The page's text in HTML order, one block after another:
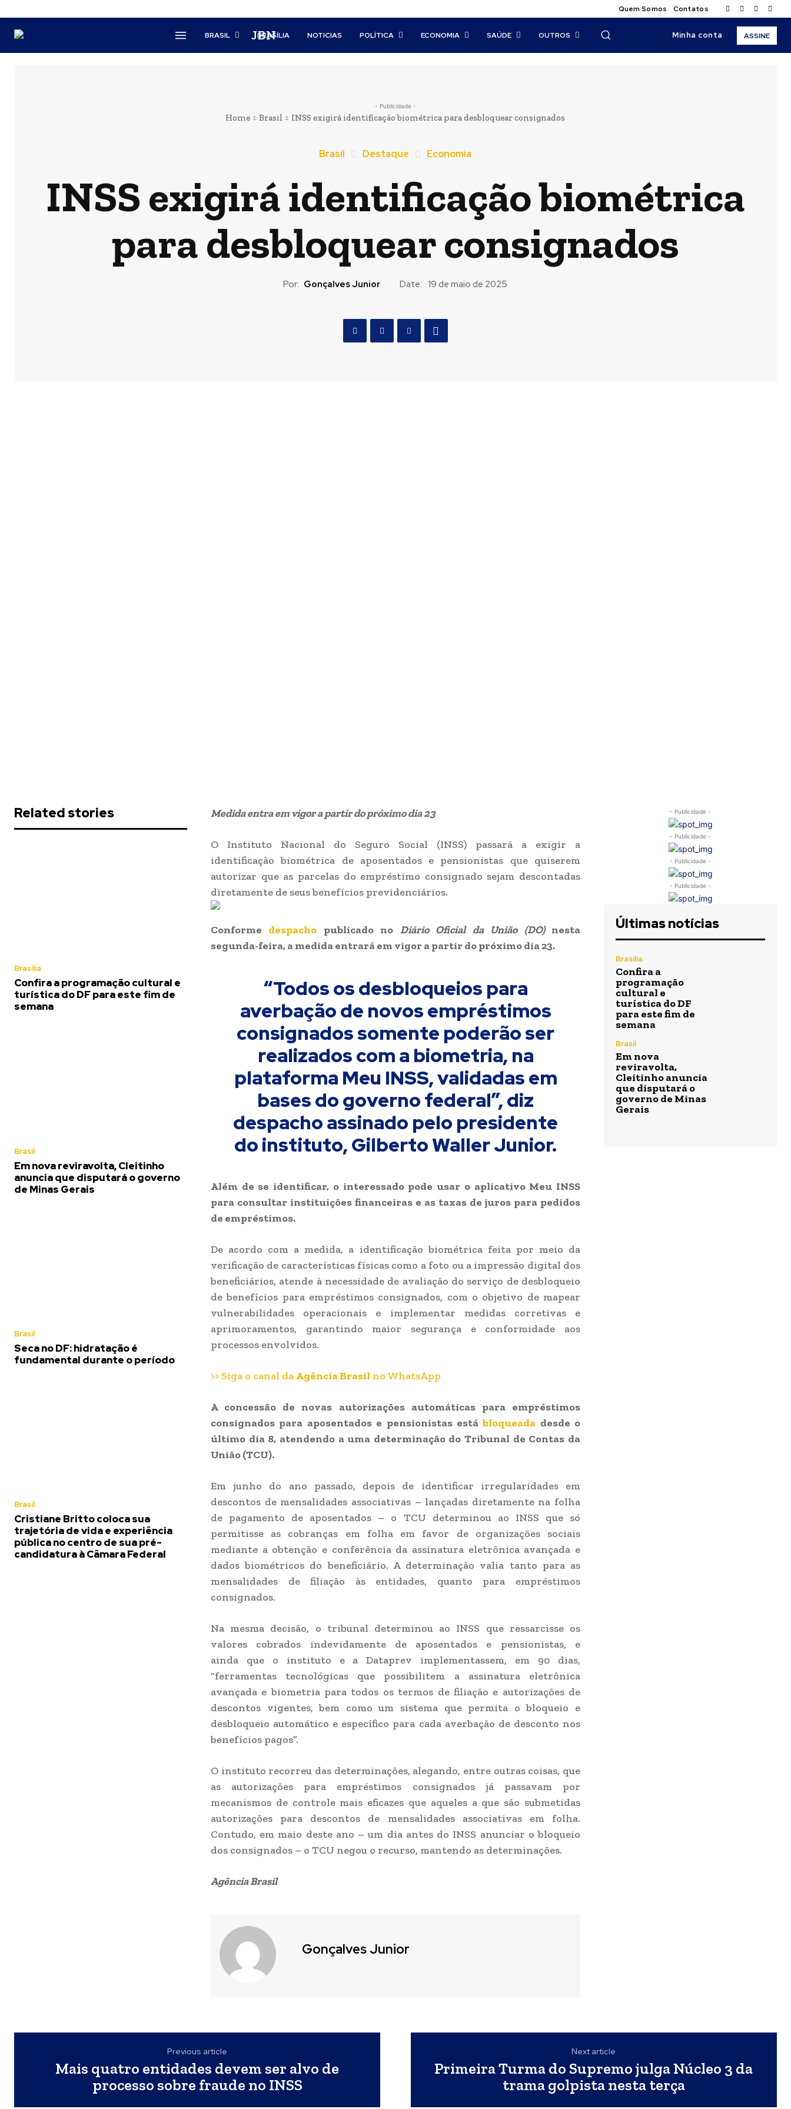
Quem Somos Contatos
JBN
BRASIL BRASÍLIA NOTICIAS POLÍTICA ECONOMIA SAÚDE OUTROS Minha conta ASSINE
- Publicidade -
Home Brasil INSS exigirá identificação biométrica para desbloquear consignados
Brasil Destaque Economia
INSS exigirá identificação biométrica
para desbloquear consignados
Por: Gonçalves Junior Date: 19 de maio de 2025
Related stories
Brasília
Confira a programação cultural e
turística do DF para este fim de
semana
Brasil
Em nova reviravolta, Cleitinho
anuncia que disputará o governo
de Minas Gerais
Brasil
Seca no DF: hidratação é
fundamental durante o período
Brasil
Cristiane Britto coloca sua
trajetória de vida e experiência
pública no centro de sua pré-
candidatura à Câmara Federal
Medida entra em vigor a partir do próximo dia 23
O Instituto Nacional do Seguro Social (INSS) passará a exigir a
identificação biométrica de aposentados e pensionistas que quiserem
autorizar que as parcelas do empréstimo consignado sejam descontadas
diretamente de seus benefícios previdenciários.
Conforme despacho publicado no Diário Oficial da União (DO)nesta
segunda-feira, a medida entrará em vigor a partir do próximo dia 23.
“Todos os desbloqueios para
averbação de novos empréstimos
consignados somente poderão ser
realizados com a biometria, na
plataforma Meu INSS, validadas em
bases do governo federal”, diz
despacho assinado pelo presidente
do instituto, Gilberto Waller Junior.
Além de se identificar, o interessado pode usar o aplicativo Meu INSS
para consultar instituições financeiras e as taxas de juros para pedidos
de empréstimos.
De acordo com a medida, a identificação biométrica feita por meio da
verificação de características físicas como a foto ou a impressão digital dos
beneficiários, atende à necessidade de avaliação do serviço de desbloqueio
de benefícios para empréstimos consignados, com o objetivo de mapear
vulnerabilidades operacionais e implementar medidas corretivas e
aprimoramentos, garantindo maior segurança e conformidade aos
processos envolvidos.
>> Siga o canal da Agência Brasil no WhatsApp
A concessão de novas autorizações automáticas para empréstimos
consignados para aposentados e pensionistas estábloqueada desde o
último dia 8, atendendo a uma determinação do Tribunal de Contas da
União (TCU).
Em junho do ano passado, depois de identificar irregularidades em
descontos de mensalidades associativas – lançadas diretamente na folha
de pagamento de aposentados – o TCU determinou ao INSS que só
permitisse as cobranças em folha em favor de organizações sociais
mediante a obtenção e conferência da assinatura eletrônica avançada e
dados biométricos do beneficiário. A determinação valia tanto para as
mensalidades de filiação às entidades, quanto para empréstimos
consignados.
Na mesma decisão, o tribunal determinou ao INSS que ressarcisse os
valores cobrados indevidamente de aposentados e pensionistas, e
ainda que o instituto e a Dataprev implementassem, em 90 dias,
“ferramentas tecnológicas que possibilitem a assinatura eletrônica
avançada e biometria para todos os termos de filiação e autorizações de
descontos vigentes, bem como um sistema que permita o bloqueio e
desbloqueio automático e específico para cada averbação de desconto nos
benefícios pagos”.
O instituto recorreu das determinações, alegando, entre outras coisas, que
as autorizações para empréstimos consignados já passavam por
mecanismos de controle mais eficazes que aqueles a que são submetidas
autorizações para descontos de mensalidades associativas em folha.
Contudo, em maio deste ano – um dia antes do INSS anunciar o bloqueio
dos consignados – o TCU negou o recurso, mantendo as determinações.
Agência Brasil
Gonçalves Junior
- Publicidade -
- Publicidade -
- Publicidade -
- Publicidade -
Últimas notícias
Brasília
Confira a
programação
cultural e
turística do DF
para este fim de
semana
Brasil
Em nova
reviravolta,
Cleitinho anuncia
que disputará o
governo de Minas
Gerais
Previous article
Mais quatro entidades devem ser alvo de
processo sobre fraude no INSS
Next article
Primeira Turma do Supremo julga Núcleo 3 da
trama golpista nesta terça